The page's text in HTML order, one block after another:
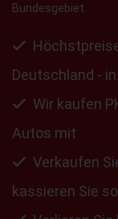
Bundesgebiet.
Deutschland -
Wir kaufen
Autos mit
Verkaufen
kassieren Sie